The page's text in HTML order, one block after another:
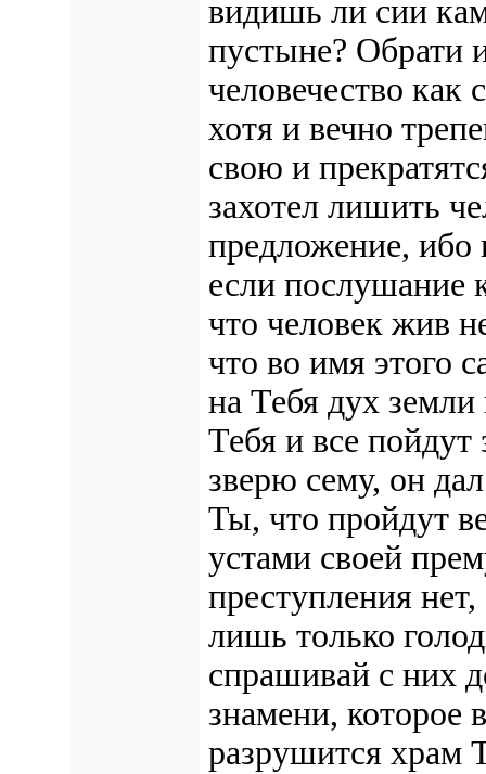
видишь ли сии
пустыне? Обрати
человечество как
хотя и вечно
свою и
захотел лишить
предложение, ибо
если послушание
что человек жив
что во имя этого
на Тебя дух
Тебя и все
зверю сему, он
Ты, что пройдут
устами своей
преступления
лишь только
спрашивай с них
знамени, которое
разрушится храм